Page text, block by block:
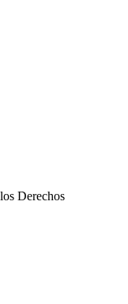
Derechos